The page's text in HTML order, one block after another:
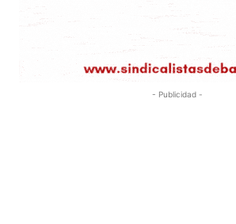
- Publicidad -